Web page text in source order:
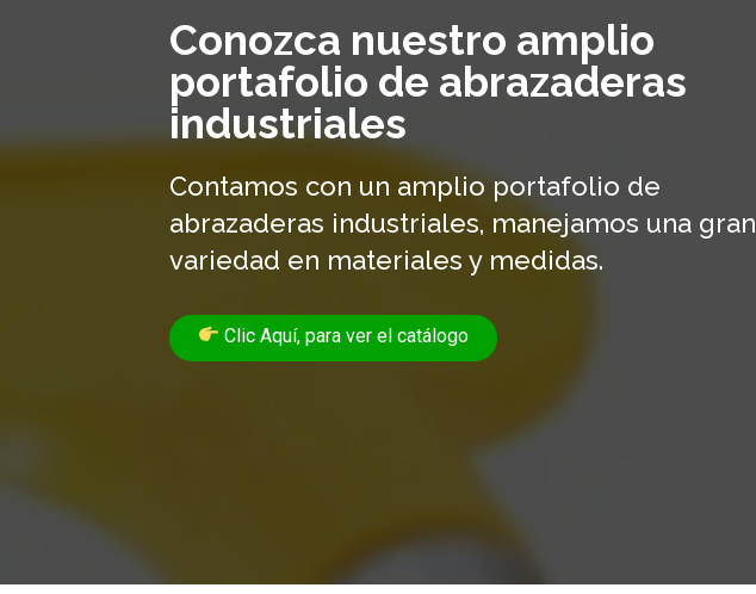
Conozca nuestro amplio
portafolio de abrazaderas
industriales
Contamos con un amplio portafolio de
abrazaderas industriales, manejamos una gran
variedad en materiales y medidas.
Clic Aquí, para ver el catálogo